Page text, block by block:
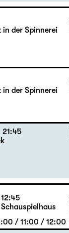
in der Spinnerei
in der Spinnerei
/ 11:00 / 12:00